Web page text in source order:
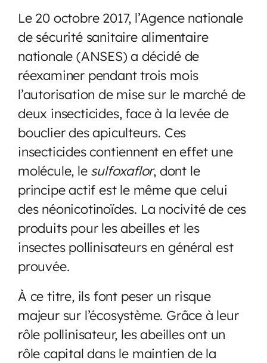
Le 20 octobre 2017, l’Agence nationale
de sécurité sanitaire alimentaire
nationale (ANSES) a décidé de
réexaminer pendant trois mois
l’autorisation de mise sur le marché de
deux insecticides, face à la levée de
bouclier des apiculteurs. Ces
insecticides contiennent en effet une
molécule, le sulfoxaflor, dont le
principe actif est le même que celui
des néonicotinoïdes. La nocivité de ces
produits pour les abeilles et les
insectes pollinisateurs en général est
prouvée.
À ce titre, ils font peser un risque
majeur sur l’écosystème. Grâce à leur
rôle pollinisateur, les abeilles ont un
rôle capital dans le maintien de la